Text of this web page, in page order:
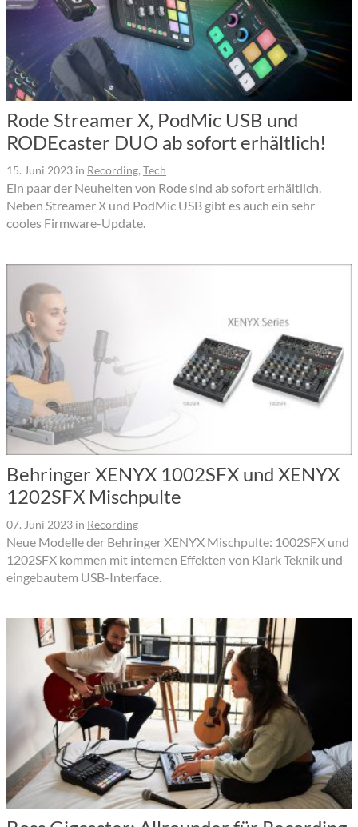
Rode Streamer X, PodMic USB und
RODEcaster DUO ab sofort erhältlich!
15. Juni 2023 in Recording, Tech
Ein paar der Neuheiten von Rode sind ab sofort erhältlich.
Neben Streamer X und PodMic USB gibt es auch ein sehr
cooles Firmware-Update.
Behringer XENYX 1002SFX und XENYX
1202SFX Mischpulte
07. Juni 2023 in Recording
Neue Modelle der Behringer XENYX Mischpulte: 1002SFX und
1202SFX kommen mit internen Effekten von Klark Teknik und
eingebautem USB-Interface.